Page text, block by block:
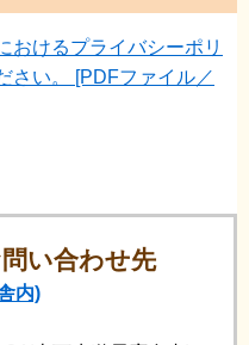
おけるプライバシーポリ
さい。 [PDFファイル／
い合わせ先
内)